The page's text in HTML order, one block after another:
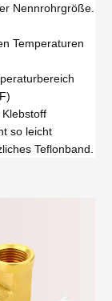
Nennrohrgröße.
Temperaturen
so leicht
Teflonband.